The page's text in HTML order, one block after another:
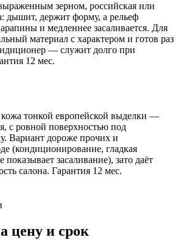
зерном, российская или
дышит, держит форму, а рельеф
и медленнее засаливается. Для
материал с характером и готов раз
— служит долго при
12 мес.
кожа тонкой европейской выделки —
с ровной поверхностью под
Вариант дороже прочих и
(кондиционирование, гладкая
показывает засаливание), зато даёт
салона. Гарантия 12 мес.
цену и срок